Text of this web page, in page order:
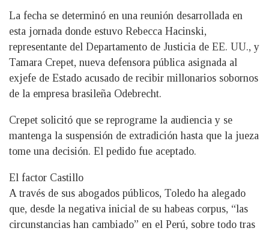
La fecha se determinó en una reunión desarrollada en
esta jornada donde estuvo Rebecca Hacinski,
representante del Departamento de Justicia de EE. UU., y
Tamara Crepet, nueva defensora pública asignada al
exjefe de Estado acusado de recibir millonarios sobornos
de la empresa brasileña Odebrecht.
Crepet solicitó que se reprograme la audiencia y se
mantenga la suspensión de extradición hasta que la jueza
tome una decisión. El pedido fue aceptado.
El factor Castillo
A través de sus abogados públicos, Toledo ha alegado
que, desde la negativa inicial de su habeas corpus, “las
circunstancias han cambiado” en el Perú, sobre todo tras